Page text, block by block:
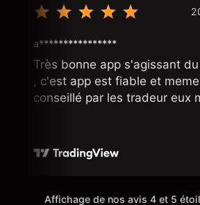
a****************
Très bonne app s'agissant
, c'est app est fiable et meme
conseillé par les tradeur eux
Affichage de nos avis 4 et 5